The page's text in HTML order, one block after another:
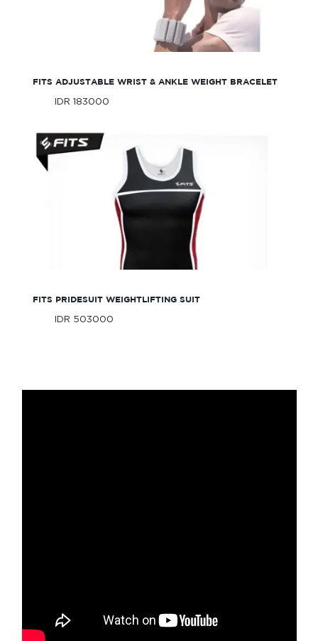
FITS ADJUSTABLE WRIST & ANKLE WEIGHT BRACELET
IDR 183000
FITS Adjustable Wrist & Ankle Weight
FITS PRIDESUIT WEIGHTLIFTING SUIT
IDR 503000
FITS Pridesuit Weightlifting Suit
IDR 503000